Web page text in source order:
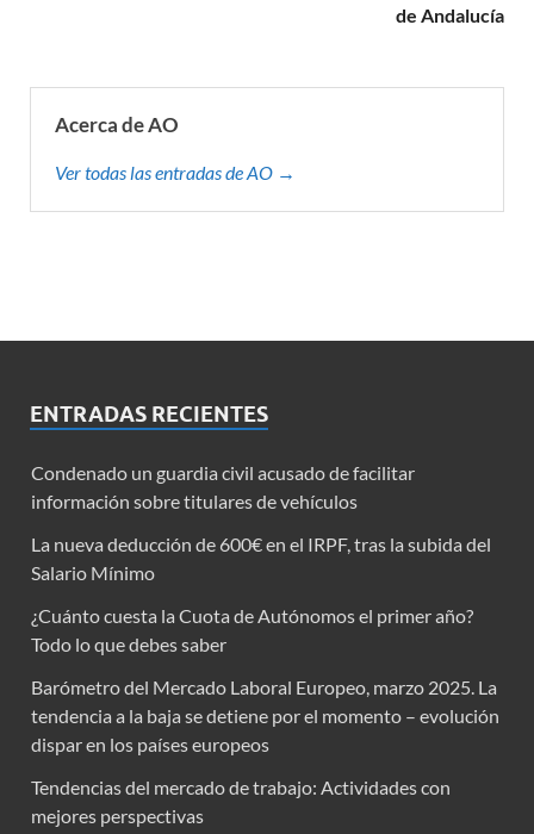
de Andalucía
Acerca de AO
Ver todas las entradas de AO →
ENTRADAS RECIENTES
Condenado un guardia civil acusado de facilitar
información sobre titulares de vehículos
La nueva deducción de 600€ en el IRPF, tras la subida del
Salario Mínimo
¿Cuánto cuesta la Cuota de Autónomos el primer año?
Todo lo que debes saber
Barómetro del Mercado Laboral Europeo, marzo 2025. La
tendencia a la baja se detiene por el momento – evolución
dispar en los países europeos
Tendencias del mercado de trabajo: Actividades con
mejores perspectivas